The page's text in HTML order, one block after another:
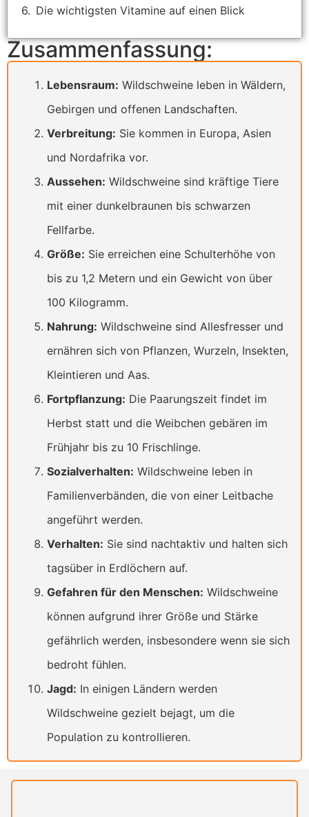
Die wichtigsten Vitamine auf einen Blick
Zusammenfassung:
Lebensraum: Wildschweine leben in Wäldern,
Gebirgen und offenen Landschaften.
Verbreitung: Sie kommen in Europa, Asien
und Nordafrika vor.
Aussehen: Wildschweine sind kräftige Tiere
mit einer dunkelbraunen bis schwarzen
Fellfarbe.
Größe: Sie erreichen eine Schulterhöhe von
bis zu 1,2 Metern und ein Gewicht von über
100 Kilogramm.
Nahrung: Wildschweine sind Allesfresser und
ernähren sich von Pflanzen, Wurzeln, Insekten,
Kleintieren und Aas.
Fortpflanzung: Die Paarungszeit findet im
Herbst statt und die Weibchen gebären im
Frühjahr bis zu 10 Frischlinge.
Sozialverhalten: Wildschweine leben in
Familienverbänden, die von einer Leitbache
angeführt werden.
Verhalten: Sie sind nachtaktiv und halten sich
tagsüber in Erdlöchern auf.
Gefahren für den Menschen: Wildschweine
können aufgrund ihrer Größe und Stärke
gefährlich werden, insbesondere wenn sie sich
bedroht fühlen.
Jagd: In einigen Ländern werden
Wildschweine gezielt bejagt, um die
Population zu kontrollieren.